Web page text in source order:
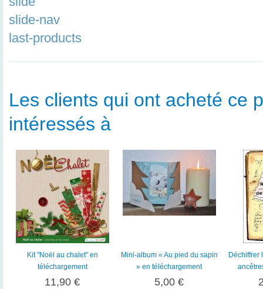
slide-nav
last-products
Les clients qui ont acheté ce
intéressés à
Kit "Noël au chalet" en
téléchargement
11,90 €
Mini-album « Au pied du sapin
» en téléchargement
5,00 €
Déchiffrer